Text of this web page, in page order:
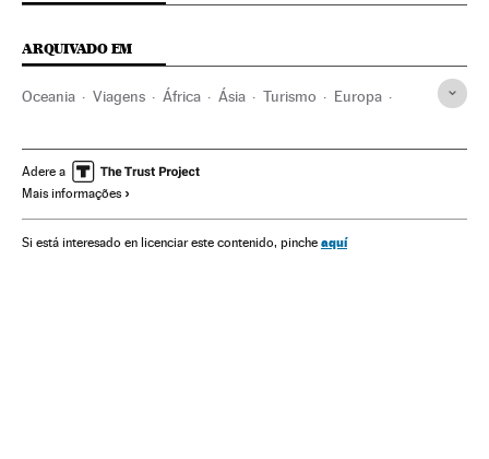
ARQUIVADO EM
Oceania Viagens África Ásia Turismo Europa
Adere a
Mais informações
Si está interesado en licenciar este contenido, pinche aquí